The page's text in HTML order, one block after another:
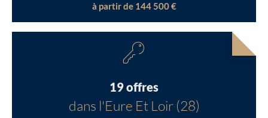
à partir de 144 500 €
19 offres
dans l'Eure Et Loir (28)